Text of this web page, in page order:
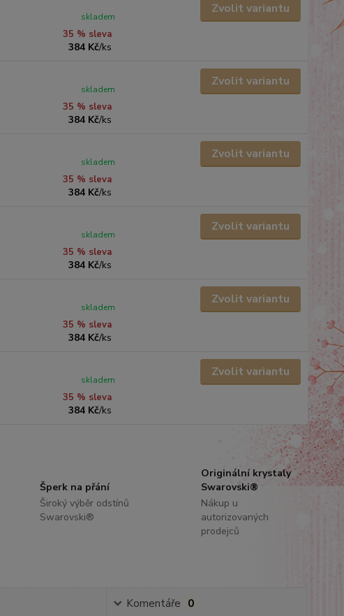
35 % sleva
384 Kč/ks
skladem
Zvolit variantu
35 % sleva
384 Kč/ks
skladem
Zvolit variantu
35 % sleva
384 Kč/ks
skladem
Zvolit variantu
35 % sleva
384 Kč/ks
skladem
Zvolit variantu
35 % sleva
384 Kč/ks
skladem
Zvolit variantu
35 % sleva
384 Kč/ks
skladem
Zvolit variantu
Šperk na přání
Široký výběr odstínů
Swarovski®
Originální krystaly
Swarovski®
Nákup u
autorizovaných
prodejců
Komentáře 0